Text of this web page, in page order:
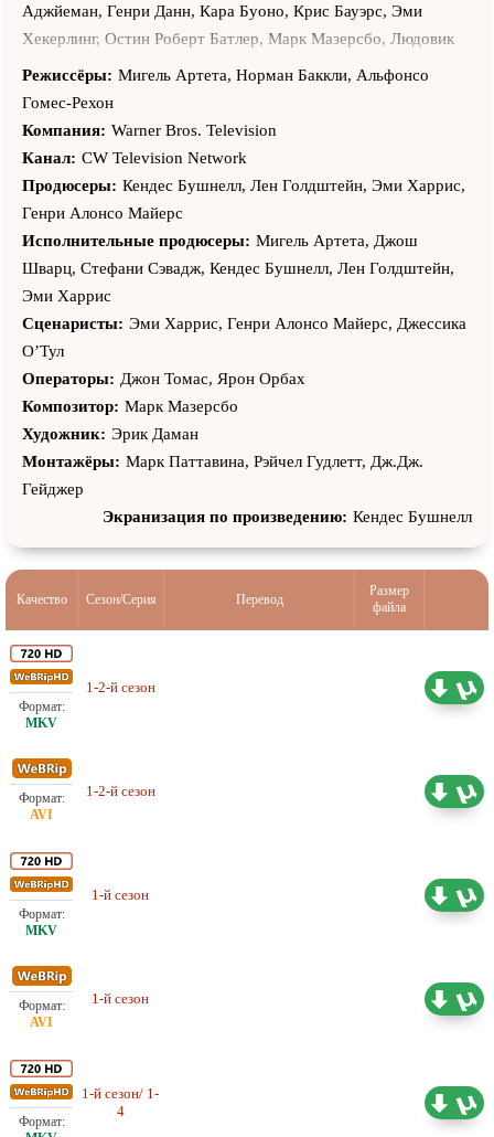
Аджйеман, Генри Данн, Кара Буоно, Крис Бауэрс, Эми
Хекерлинг, Остин Роберт Батлер, Марк Мазерсбо, Людовик
Куто, Мэтт Летчер, Борис МакГайвер, Дэвид Уоррен, Хлоя
Бриджес, Самрат Чакрабарти, Терри Серпико, Мэдди Кормэн,
Лорен Викс, Эми Харгривз, Хэппи Андерсон, Рэйчел Гудлетт,
Лайам Фергюсон, Кейт Дженнингс Грант, Надя Дажани,
Эллен Вонг, Стефания Оуэн, Уильям Уолтерс, Дэйзи фон
Шерлер Майер, Молли Симс, Патрик Р. Норрис, Варис
Ахлувалиа, Ярон Орбах, Кэти Финдлей, Джон Томас, Дженис
Кук-Леонард, Энди Волк, Дженнифер Гетцингер, Кристина
Брукато, Малчус Яноко, Дилан Кларк Маршалл, Йен Блэкман,
Джон Бойд, Фрима Аджьеман, Генри Алонсо Майерс,
Линдси Горт, Уолли Данн, Энни Чанг, Стефано Вильябона,
Рон МакКлэри, Дэниэл Рэймонт, Джейк Робинсон, Виктор
Труро, Брэндон Лотт, Ивэн Крукс, Брендан Дулинг,
Шарриефф Паг, Ким Аллен, Дж.Дж. Гейджер, Джонни М. Ву,
Марк Халсли, Ричард Конке, Джош Салатин, Мишель Даффи,
Нанетт Бурстейн, Мелани Хинкль, Джессика Гарви, Алана
О’Брайэн, Лори Уильямс, Рэй ДеФорест, Хосе Баэс, Янн
Элизабет Масуччи, Кетер Донохью, Джек Фалахи, Дэвид
Режиссёры: Мигель Артета, Норман Баккли, Альфонсо
Гомес-Рехон
Компания: Warner Bros. Television
Канал: CW Television Network
Продюсеры: Кендес Бушнелл, Лен Голдштейн, Эми Харрис,
Генри Алонсо Майерс
Исполнительные продюсеры: Мигель Артета, Джош
Шварц, Стефани Сэвадж, Кендес Бушнелл, Лен Голдштейн,
Эми Харрис
Сценаристы: Эми Харрис, Генри Алонсо Майерс, Джессика
О’Тул
Операторы: Джон Томас, Ярон Орбах
Композитор: Марк Мазерсбо
Художник: Эрик Даман
Монтажёры: Марк Паттавина, Рэйчел Гудлетт, Дж.Дж.
Гейджер
Экранизация по произведению: Кендес Бушнелл
Качество Сезон/Серия Перевод
Размер
файла
1-2-й сезон
1-2-й сезон
1-й сезон
1-й сезон
1-й сезон/ 1-
4